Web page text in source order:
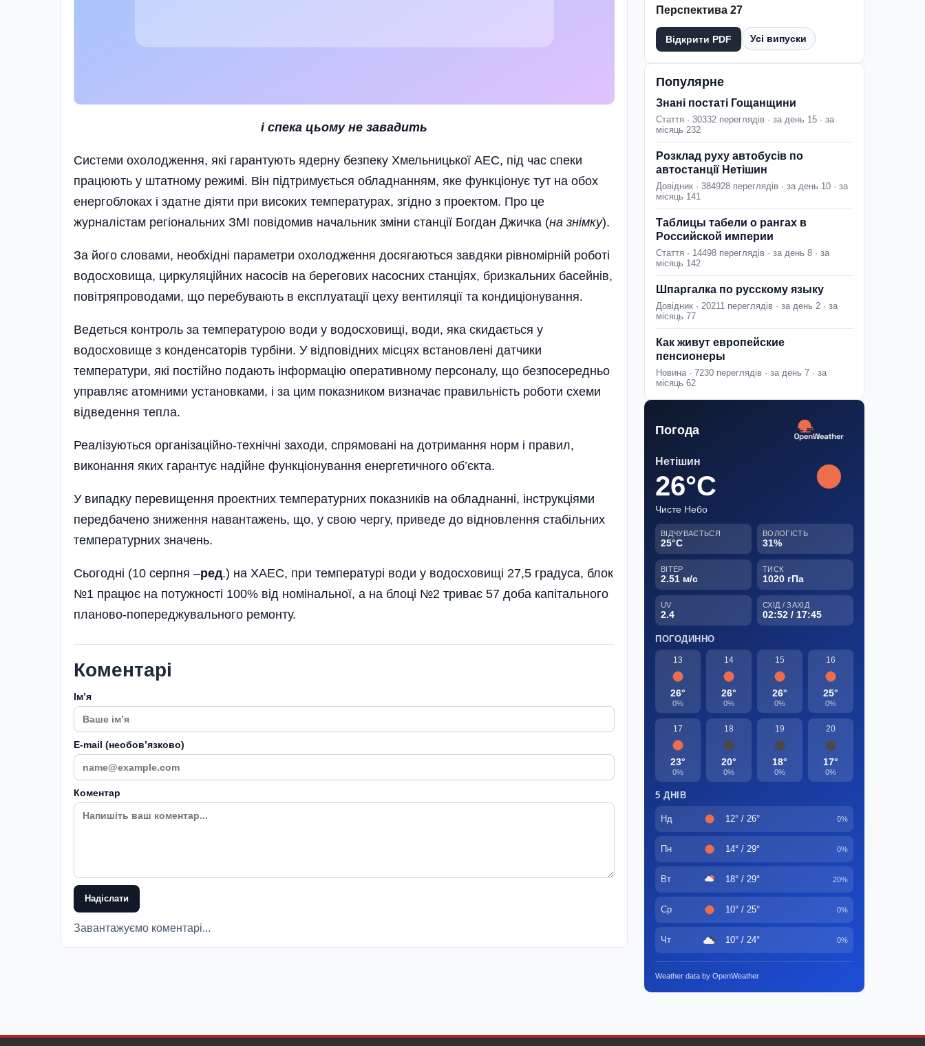
і спека цьому не завадить
Системи охолодження, які гарантують ядерну безпеку Хмельницької АЕС, під час спеки
працюють у штатному режимі. Він підтримується обладнанням, яке функціонує тут на обох
енергоблоках і здатне діяти при високих температурах, згідно з проектом. Про це
журналістам регіональних ЗМІ повідомив начальник зміни станції Богдан Джичка (на знімку).
За його словами, необхідні параметри охолодження досягаються завдяки рівномірній роботі
водосховища, циркуляційних насосів на берегових насосних станціях, бризкальних басейнів,
повітряпроводами, що перебувають в експлуатації цеху вентиляції та кондиціонування.
Ведеться контроль за температурою води у водосховищі, води, яка скидається у
водосховище з конденсаторів турбіни. У відповідних місцях встановлені датчики
температури, які постійно подають інформацію оперативному персоналу, що безпосередньо
управляє атомними установками, і за цим показником визначає правильність роботи схеми
відведення тепла.
Реалізуються організаційно-технічні заходи, спрямовані на дотримання норм і правил,
виконання яких гарантує надійне функціонування енергетичного об’єкта.
У випадку перевищення проектних температурних показників на обладнанні, інструкціями
передбачено зниження навантажень, що, у свою чергу, приведе до відновлення стабільних
температурних значень.
Сьогодні (10 серпня –ред.) на ХАЕС, при температурі води у водосховищі 27,5 градуса, блок
№1 працює на потужності 100% від номінальної, а на блоці №2 триває 57 доба капітального
планово-попереджувального ремонту.
Коментарі
Імʼя
E-mail (необовʼязково)
Коментар
Надіслати
Завантажуємо коментарі...
Перспектива 27
Відкрити PDF Усі випуски
Популярне
Знані постаті Гощанщини
Стаття · 30332 переглядів · за день 15 · за
місяць 232
Розклад руху автобусів по
автостанції Нетішин
Довідник · 384928 переглядів · за день 10 · за
місяць 141
Таблицы табели о рангах в
Российской империи
Стаття · 14498 переглядів · за день 8 · за
місяць 142
Шпаргалка по русскому языку
Довідник · 20211 переглядів · за день 2 · за
місяць 77
Как живут европейские
пенсионеры
Новина · 7230 переглядів · за день 7 · за
місяць 62
Погода
Нетішин
26°C
Чисте Небо
ВІДЧУВАЄТЬСЯ
25°C
ВОЛОГІСТЬ
31%
ВІТЕР
2.51 м/с
ТИСК
1020 гПа
UV
2.4
СХІД / ЗАХІД
02:52 / 17:45
ПОГОДИННО
13
26°
0%
14
26°
0%
15
26°
0%
16
25°
0%
17
23°
0%
18
20°
0%
19
18°
0%
20
17°
0%
5 ДНІВ
Нд 12° / 26° 0%
Пн 14° / 29° 0%
Вт 18° / 29° 20%
Ср 10° / 25° 0%
Чт 10° / 24° 0%
Weather data by OpenWeather